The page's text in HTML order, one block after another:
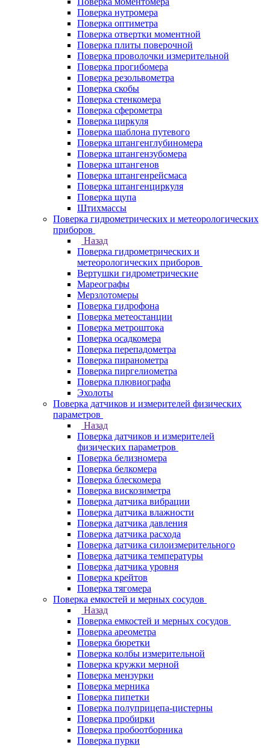
Поверка нутромера
Поверка оптиметра
Поверка отвертки моментной
Поверка плиты поверочной
Поверка проволочки измерительной
Поверка прогибомера
Поверка резольвометра
Поверка скобы
Поверка стенкомера
Поверка сферометра
Поверка циркуля
Поверка шаблона путевого
Поверка штангенглубиномера
Поверка штангензубомера
Поверка штангенов
Поверка штангенрейсмаса
Поверка штангенциркуля
Поверка щупа
Штихмассы
Поверка гидрометрических и метеорологических
приборов
Назад
Поверка гидрометрических и
метеорологических приборов
Вертушки гидрометрические
Мареографы
Мерзлотомеры
Поверка гидрофона
Поверка метеостанции
Поверка метроштока
Поверка осадкомера
Поверка перепадометра
Поверка пиранометра
Поверка пиргелиометра
Поверка плювиографа
Эхолоты
Поверка датчиков и измерителей физических
параметров
Назад
Поверка датчиков и измерителей
физических параметров
Поверка белизномера
Поверка белкомера
Поверка блескомера
Поверка вискозиметра
Поверка датчика вибрации
Поверка датчика влажности
Поверка датчика давления
Поверка датчика расхода
Поверка датчика силоизмерительного
Поверка датчика температуры
Поверка датчика уровня
Поверка крейтов
Поверка тягомера
Поверка емкостей и мерных сосудов
Назад
Поверка емкостей и мерных сосудов
Поверка ареометра
Поверка бюретки
Поверка колбы измерительной
Поверка кружки мерной
Поверка мензурки
Поверка мерника
Поверка пипетки
Поверка полуприцепа-цистерны
Поверка пробирки
Поверка пробоотборника
Поверка пурки